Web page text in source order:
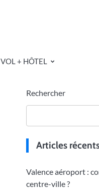
VOL + HÔTEL
Rechercher
Articles
Valence aéroport :
centre-ville ?